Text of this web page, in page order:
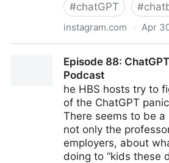
#chatGPT #
instagram.com · Apr
Episode 88:
Podcast
he HBS hosts try to
of the ChatGPT
There seems to be a
not only the
employers, about
doing to “kids these